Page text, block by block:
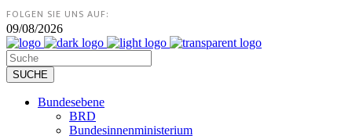
FOLGEN SIE UNS AUF:
09/08/2026
Bundesebene
BRD
Bundesinnenministerium